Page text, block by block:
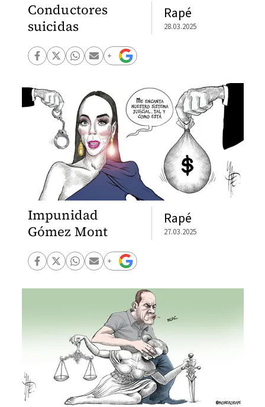
Conductores
suicidas
Rapé
28.03.2025
Impunidad
Gómez Mont
Rapé
27.03.2025